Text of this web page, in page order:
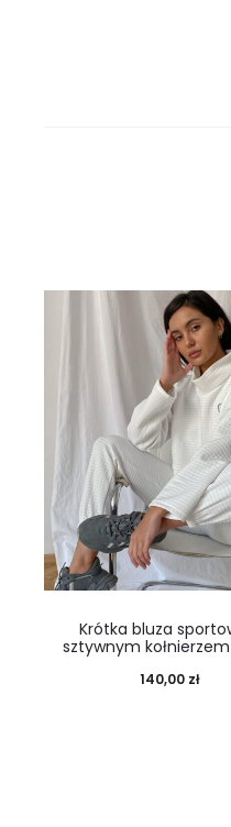
Krótka bluza
sztywnym
140,00 zł